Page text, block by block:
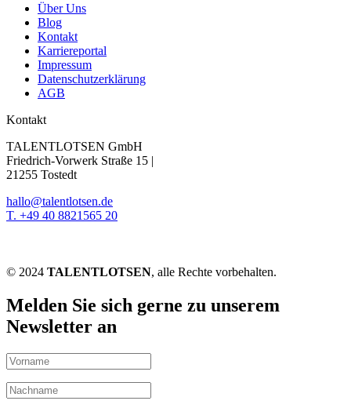
Über Uns
Blog
Kontakt
Karriereportal
Impressum
Datenschutzerklärung
AGB
Kontakt
TALENTLOTSEN GmbH
Friedrich-Vorwerk Straße 15 |
21255 Tostedt
hallo@talentlotsen.de
T. +49 40 8821565 20
© 2024 TALENTLOTSEN, alle Rechte vorbehalten.
Melden Sie sich gerne zu unserem
Newsletter an